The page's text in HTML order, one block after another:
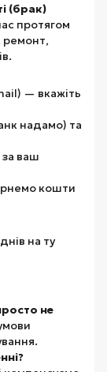
(брак)
протягом
ремонт,
— вкажіть
надамо) та
ваш
кошти
на ту
не